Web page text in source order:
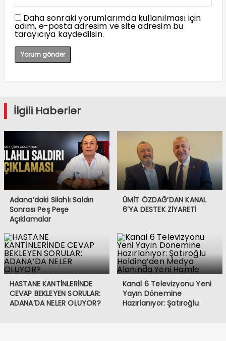
Daha sonraki yorumlarımda kullanılması için
adım, e-posta adresim ve site adresim bu
tarayıcıya kaydedilsin.
İlgili Haberler
Adana’daki Silahlı Saldırı
Sonrası Peş Peşe
Açıklamalar
ÜMİT ÖZDAĞ’DAN KANAL
6’YA DESTEK ZİYARETİ
HASTANE KANTİNLERİNDE
CEVAP BEKLEYEN SORULAR:
ADANA’DA NELER OLUYOR?
Kanal 6 Televizyonu Yeni
Yayın Dönemine
Hazırlanıyor: Şatıroğlu